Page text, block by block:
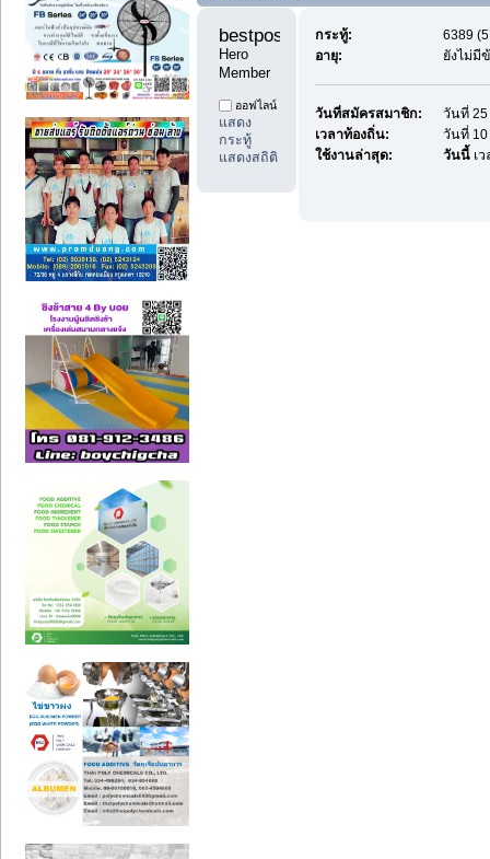
bestpostdd11
Hero
Member
ออฟไลน์
แสดง
กระทู้
แสดงสถิติ
กระทู้:
6389
อายุ:
ยังไม่มี
วันที่สมัครสมาชิก:
วันที่ 25
เวลาท้องถิ่น:
วันที่ 10
ใช้งานล่าสุด:
วันนี้เว